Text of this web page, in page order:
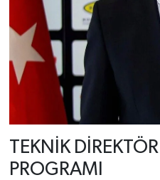
TEKNİK
PROGRAMI